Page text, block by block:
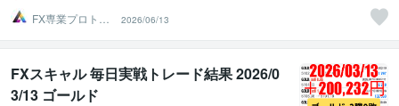
FX専業プロトレ
ーダーのAチーム
2026/06/13
FXスキャル 毎日実戦トレード結果 2026/0
3/13 ゴールド